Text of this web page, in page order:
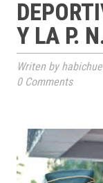
Y LA P.
Writen by
0 Comments